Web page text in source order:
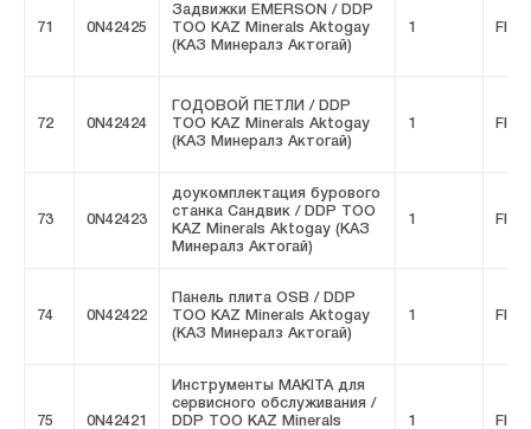
71 0N42425
Задвижки EMERSON / DDP
ТОО KAZ Minerals Aktogay
(КАЗ Минералз Актогай)
1 FIVE
72 0N42424
ГОДОВОЙ ПЕТЛИ / DDP
ТОО KAZ Minerals Aktogay
(КАЗ Минералз Актогай)
1 FIVE
73 0N42423
доукомплектация бурового
станка Сандвик / DDP ТОО
KAZ Minerals Aktogay (КАЗ
Минералз Актогай)
1 FIVE
74 0N42422
Панель плита OSB / DDP
ТОО KAZ Minerals Aktogay
(КАЗ Минералз Актогай)
1 FIVE
75 0N42421
Инструменты MAKITA для
сервисного обслуживания /
DDP ТОО KAZ Minerals
1 FIVE